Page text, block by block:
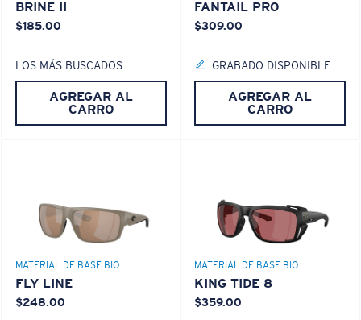
BRINE II
$185.00
LOS MÁS BUSCADOS
AGREGAR AL
CARRO
FANTAIL PRO
$309.00
GRABADO DISPONIBLE
AGREGAR AL
CARRO
MATERIAL DE BASE BIO
FLY LINE
$248.00
MATERIAL DE BASE BIO
KING TIDE 8
$359.00